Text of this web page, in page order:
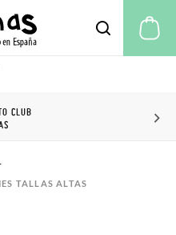
CLUB
TALLAS ALTAS